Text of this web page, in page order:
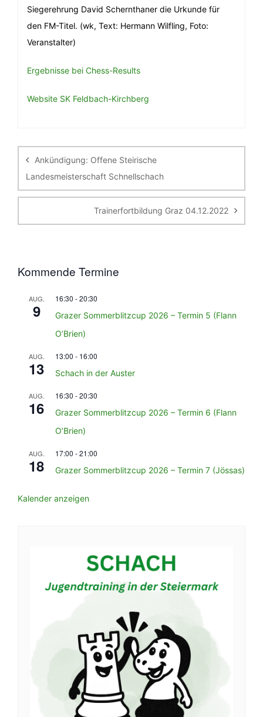
Siegerehrung David Schernthaner die Urkunde für
den FM-Titel. (wk, Text: Hermann Wilfling, Foto:
Veranstalter)
Ergebnisse bei Chess-Results
Website SK Feldbach-Kirchberg
Ankündigung: Offene Steirische
Landesmeisterschaft Schnellschach
Trainerfortbildung Graz 04.12.2022
Kommende Termine
AUG.
9
16:30 -20:30
Grazer Sommerblitzcup 2026 – Termin 5 (Flann
O’Brien)
AUG.
13
13:00 - 16:00
Schach in der Auster
AUG.
16
16:30 -20:30
Grazer Sommerblitzcup 2026 – Termin 6 (Flann
O’Brien)
AUG.
18
17:00 -21:00
Grazer Sommerblitzcup 2026 – Termin 7 (Jössas)
Kalender anzeigen